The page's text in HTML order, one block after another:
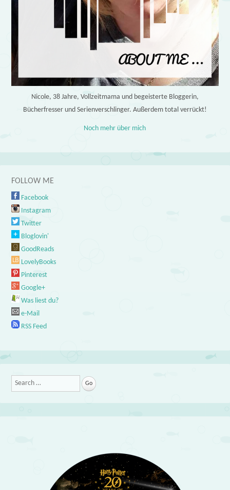
Nicole, 38 Jahre, Vollzeitmama und begeisterte Bloggerin,
Bücherfresser und Serienverschlinger. Außerdem total verrückt!
Noch mehr über mich
FOLLOW ME
Facebook
Instagram
Twitter
Bloglovin'
GoodReads
LovelyBooks
Pinterest
Google+
Was liest du?
e-Mail
RSS Feed
Search